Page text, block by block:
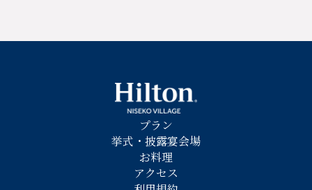
プラン
挙式・披露宴会場
お料理
アクセス